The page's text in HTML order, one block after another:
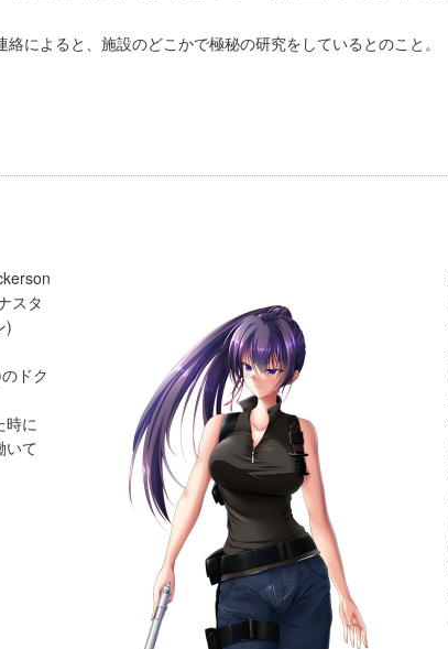
によると、施設のどこかで極秘の研究をしているとのこと。
スタ
)
ドク
時に
いて